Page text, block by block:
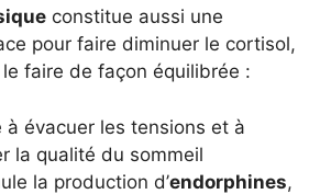
constitue aussi une
pour faire diminuer le cortisol,
faire de façon équilibrée :
à évacuer les tensions et à
la qualité du sommeil
la production d’endorphines,